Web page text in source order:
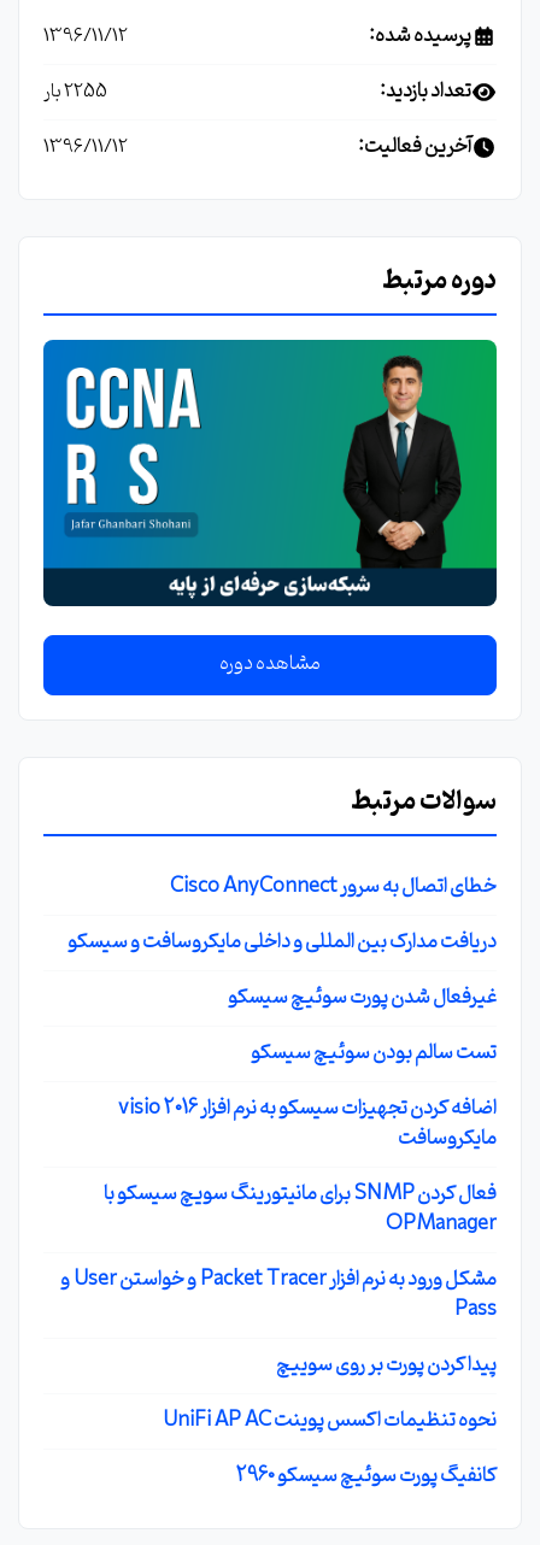
پرسیده شده: 1396/11/12
تعداد بازدید: 2255 بار
آخرین فعالیت: 1396/11/12
دوره مرتبط
مشاهده دوره
سوالات مرتبط
خطای اتصال به سرور Cisco AnyConnect
دریافت مدارک بین المللی و داخلی مایکروسافت و سیسکو
غیرفعال شدن پورت سوئیچ سیسکو
تست سالم بودن سوئیچ سیسکو
اضافه کردن تجهیزات سیسکو به نرم افزار visio 2016
مایکروسافت
فعال کردن SNMP برای مانیتورینگ سویچ سیسکو با
OPManager
مشکل ورود به نرم افزار Packet Tracer و خواستن User و
Pass
پیدا کردن پورت بر روی سوییچ
نحوه تنظیمات اکسس پوینت UniFi AP AC
کانفیگ پورت سوئیچ سیسکو 2960